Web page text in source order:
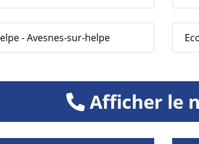
- Avesnes-sur-helpe
Afficher le